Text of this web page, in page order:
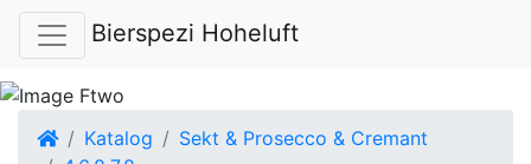
Bierspezi Hoheluft
Startseite
Katalog
Sekt & Prosecco & Cremant